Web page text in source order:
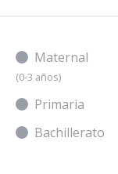
Maternal
(0-3 años)
Primaria
Bachillerato